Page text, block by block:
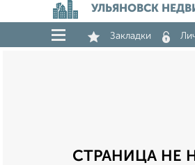
УЛЬЯНОВСК
Закладки
СТРАНИЦА НЕ